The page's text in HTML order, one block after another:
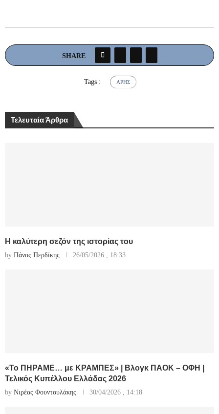
SHARE
Tags : ΆΡΗΣ
Τελευταία Άρθρα
Η καλύτερη σεζόν της ιστορίας του
by Πάνος Περδίκης 26/05/2026 , 18:33
«Το ΠΗΡΑΜΕ… με ΚΡΑΜΠΕΣ» | Βλογκ ΠΑΟΚ – ΟΦΗ |
Τελικός Κυπέλλου Ελλάδας 2026
by Νιρέας Φουντουλάκης 30/04/2026 , 14:18